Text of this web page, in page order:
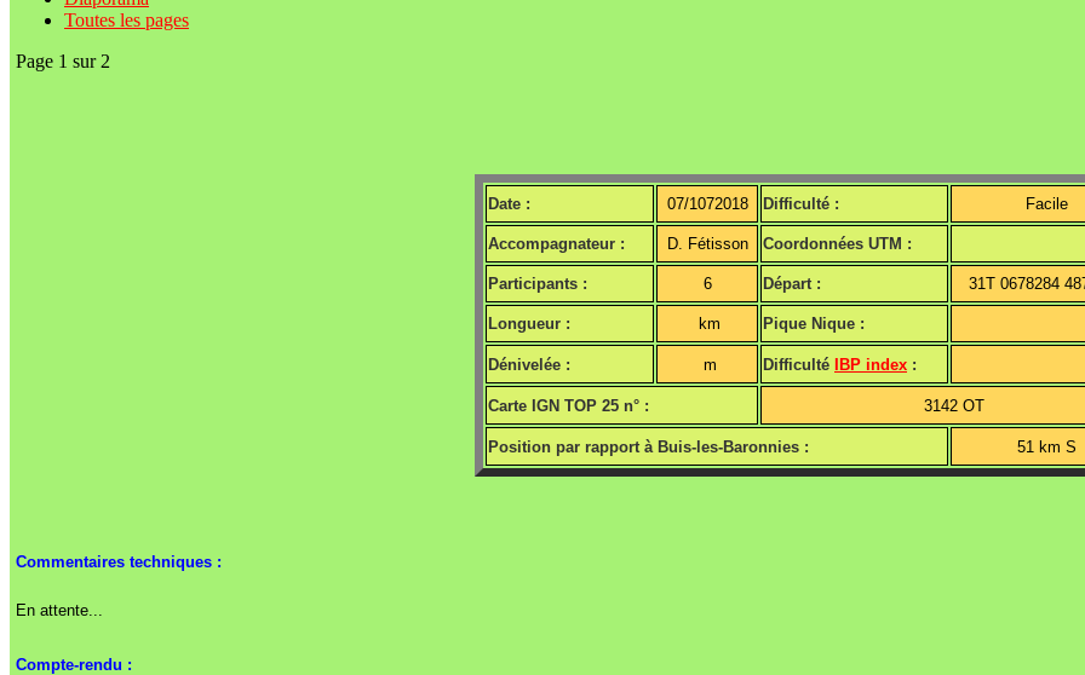
Toutes les pages
Page 1 sur 2
Date : 07/1072018 Difficulté : Facile
Accompagnateur : D. Fétisson Coordonnées UTM :
Participants : 6 Départ : 31T 0678284
Longueur : km Pique Nique :
Dénivelée : m Difficulté IBP index :
Carte IGN TOP 25 n° : 3142 OT
Position par rapport à Buis-les-Baronnies : 51 km S
Commentaires techniques :
En attente...
Compte-rendu :